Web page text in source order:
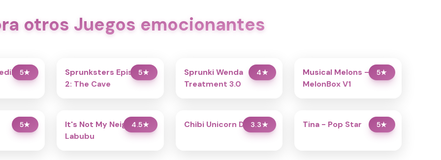
otros Juegos emocionantes
5★ 5★
Sprunksters Episode
2: The Cave
4★
Sprunki Wenda
Treatment 3.0
5★
Musical Melons –
MelonBox V1
5★ 4.5★
It's Not My Neighbor:
Labubu
3.3★
Chibi Unicorn Dress Up 5★
Tina - Pop Star